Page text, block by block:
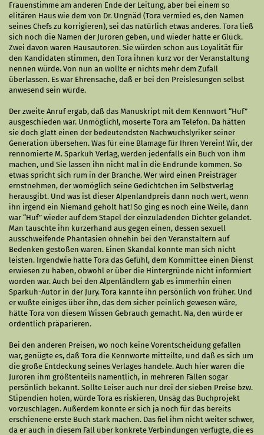
Frauenstimme am anderen Ende der Leitung, aber bei einem so
elitären Haus wie dem von Dr. Ungnäd (Tora vermied es, den Namen
seines Chefs zu korrigieren), sei das natürlich etwas anderes. Tora ließ
sich noch die Namen der Juroren geben, und wieder hatte er Glück.
Zwei davon waren Hausautoren. Sie würden schon aus Loyalität für
den Kandidaten stimmen, den Tora ihnen kurz vor der Veranstaltung
nennen würde. Von nun an wollte er nichts mehr dem Zufall
überlassen. Es war Ehrensache, daß er bei den Preislesungen selbst
anwesend sein würde.
Der zweite Anruf ergab, daß das Manuskript mit dem Kennwort “Huf”
ausgeschieden war. Unmöglich!, moserte Tora am Telefon. Da hätten
sie doch glatt einen der bedeutendsten Nachwuchslyriker seiner
Generation übersehen. Was für eine Blamage für Ihren Verein! Wir, der
rennomierte M. Sparkuh Verlag, werden jedenfalls ein Buch von ihm
machen, und Sie lassen ihn nicht mal in die Endrunde kommen. So
etwas spricht sich rum in der Branche. Wer wird einen Preisträger
ernstnehmen, der womöglich seine Gedichtchen im Selbstverlag
herausgibt. Und was ist dieser Alpenlandpreis dann noch wert, wenn
ihn irgend ein Niemand geholt hat! So ging es noch eine Weile, dann
war “Huf” wieder auf dem Stapel der einzuladenden Dichter gelandet.
Man tauschte ihn kurzerhand aus gegen einen, dessen sexuell
ausschweifende Phantasien ohnehin bei den Veranstaltern auf
Bedenken gestoßen waren. Einen Skandal konnte man sich nicht
leisten. Irgendwie hatte Tora das Gefühl, dem Kommittee einen Dienst
erwiesen zu haben, obwohl er über die Hintergründe nicht informiert
worden war. Auch bei den Alpenländlern gab es immerhin einen
Sparkuh-Autor in der Jury. Tora kannte ihn persönlich von früher. Und
er wußte einiges über ihn, das dem sicher peinlich gewesen wäre,
hätte Tora von diesem Wissen Gebrauch gemacht. Na, den würde er
ordentlich präparieren.
Bei den anderen Preisen, wo noch keine Vorentscheidung gefallen
war, genügte es, daß Tora die Kennworte mitteilte, und daß es sich um
die große Entdeckung seines Verlages handele. Auch hier waren die
Juroren ihm größtenteils namentlich, in mehreren Fällen sogar
persönlich bekannt. Sollte Leiser auch nur drei der sieben Preise bzw.
Stipendien holen, würde Tora es riskieren, Unsäg das Buchprojekt
vorzuschlagen. Außerdem konnte er sich ja noch für das bereits
erschienene erste Buch stark machen. Das fiel ihm nicht weiter schwer,
da er auch in diesem Fall über konkrete Verbindungen verfügte, die es